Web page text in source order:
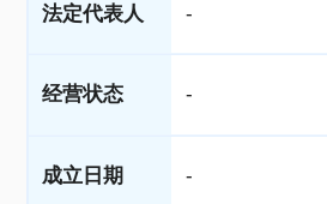
法定代表人 -
经营状态 -
成立日期 -